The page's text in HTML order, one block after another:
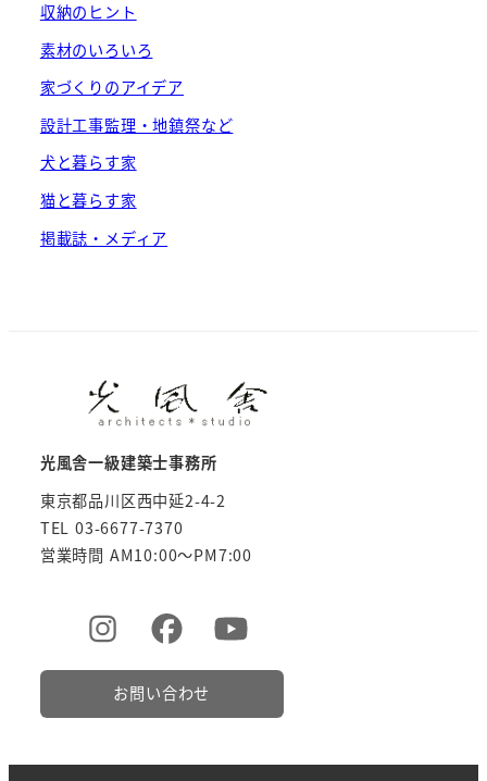
収納のヒント
素材のいろいろ
家づくりのアイデア
設計工事監理・地鎮祭など
犬と暮らす家
猫と暮らす家
掲載誌・メディア
光風舎一級建築士事務所
東京都品川区西中延2-4-2
TEL 03-6677-7370
営業時間 AM10:00～PM7:00
お問い合わせ